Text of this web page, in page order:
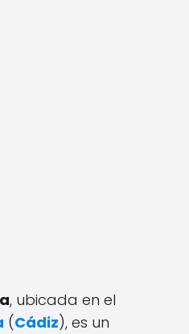
, ubicada en el
(Cádiz), es un